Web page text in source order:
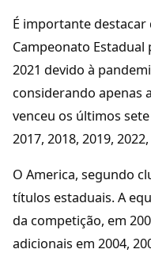
É importante
Campeonato Estadual
2021 devido à
considerando apenas
venceu os últimos
2017, 2018, 2019,
O America, segundo
títulos estaduais. A
da competição, em
adicionais em 2004,